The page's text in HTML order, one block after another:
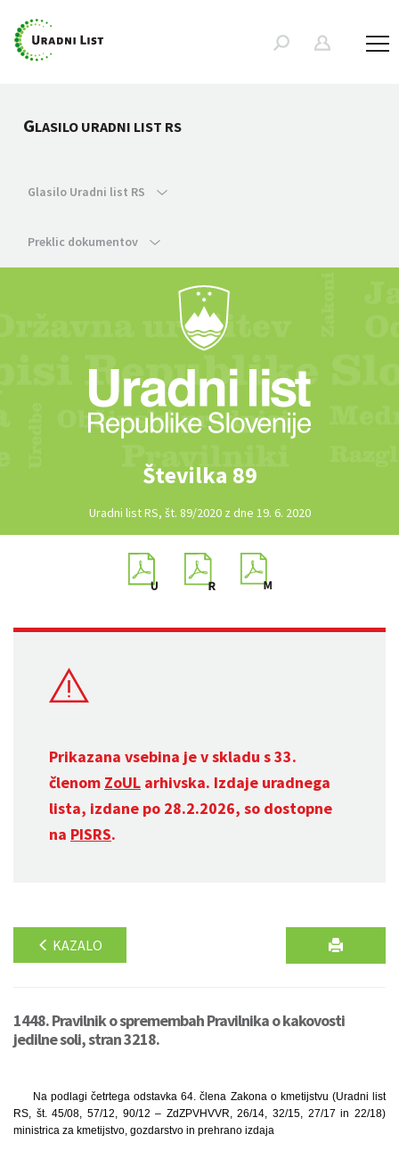
GLASILO URADNI LIST RS
Glasilo Uradni list RS
Preklic dokumentov
Številka 89
Uradni list RS, št. 89/2020 z dne 19. 6. 2020
Prikazana vsebina je v skladu s 33.
členom ZoUL arhivska. Izdaje uradnega
lista, izdane po 28.2.2026, so dostopne
na PISRS.
KAZALO
1448. Pravilnik o spremembah Pravilnika o kakovosti
jedilne soli, stran 3218.
Na podlagi četrtega odstavka 64. člena Zakona o kmetijstvu (Uradni list
RS, št. 45/08, 57/12, 90/12 – ZdZPVHVVR, 26/14, 32/15, 27/17 in 22/18)
ministrica za kmetijstvo, gozdarstvo in prehrano izdaja